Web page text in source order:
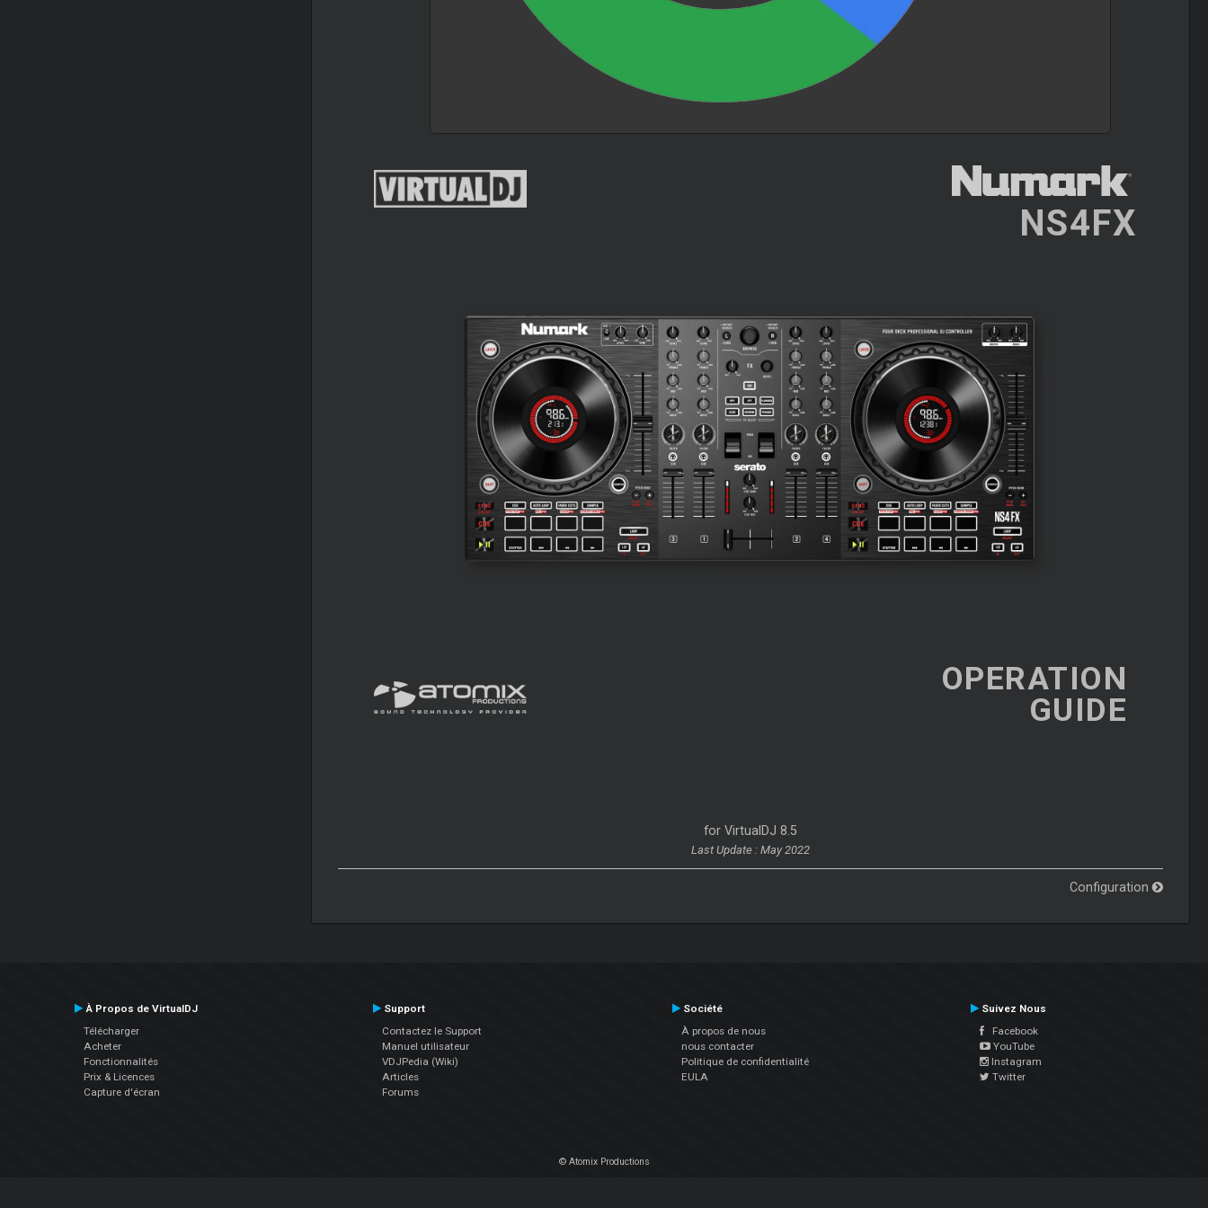
NS4FX
OPERATION
GUIDE
for VirtualDJ 8.5
Last Update : May 2022
Configuration
À Propos de VirtualDJ
Télécharger
Acheter
Fonctionnalités
Prix & Licences
Capture d'écran
Support
Contactez le Support
Manuel utilisateur
VDJPedia (Wiki)
Articles
Forums
Société
À propos de nous
nous contacter
Politique de confidentialité
EULA
Suivez Nous
Facebook
YouTube
Instagram
Twitter
© Atomix Productions